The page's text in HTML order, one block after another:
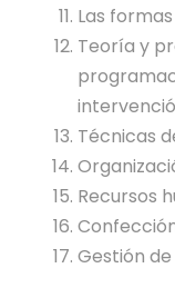
Las
Teoría y
Técnicas
Recursos
Gestión